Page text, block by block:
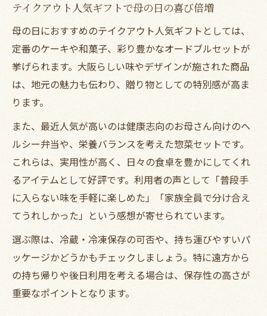
テイクアウト人気ギフトで母の日の喜び倍増
母の日におすすめのテイクアウト人気ギフトとしては、
定番のケーキや和菓子、彩り豊かなオードブルセットが
挙げられます。大阪らしい味やデザインが施された商品
は、地元の魅力も伝わり、贈り物としての特別感が高ま
ります。
また、最近人気が高いのは健康志向のお母さん向けのヘ
ルシー弁当や、栄養バランスを考えた惣菜セットです。
これらは、実用性が高く、日々の食卓を豊かにしてくれ
るアイテムとして好評です。利用者の声として「普段手
に入らない味を手軽に楽しめた」「家族全員で分け合え
てうれしかった」という感想が寄せられています。
選ぶ際は、冷蔵・冷凍保存の可否や、持ち運びやすいパ
ッケージかどうかもチェックしましょう。特に遠方から
の持ち帰りや後日利用を考える場合は、保存性の高さが
重要なポイントとなります。